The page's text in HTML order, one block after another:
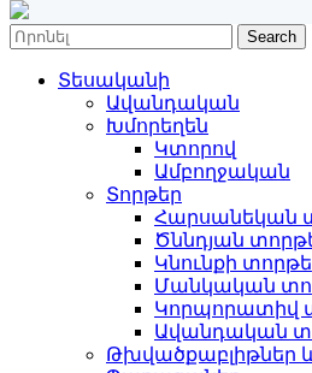
Search
Տեսականի
Ավանդական
Խմորեղեն
Կտորով
Ամբողջական
Տորթեր
Հարսանեկան
Ծննդյան
Կնունքի
Մանկական
Կորպորատիվ
Ավանդական
Թխվածքաբլիթներ և